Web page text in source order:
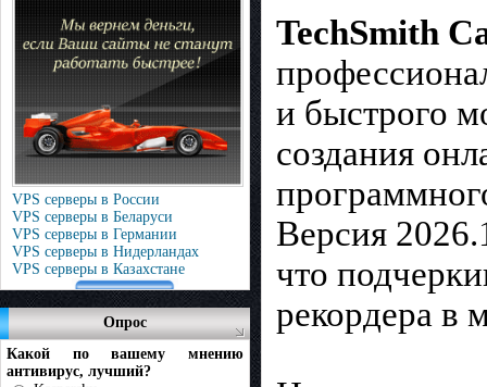
VPS серверы в России
VPS серверы в Беларуси
VPS серверы в Германии
VPS серверы в Нидерландах
VPS серверы в Казахстане
Опрос
Какой по вашему мнению
антивирус, лучший?
TechSmith
и быстрого
создания
Версия
что
рекордера в